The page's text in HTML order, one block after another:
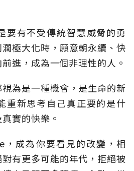
要有不受傳統智慧威脅的勇
極大化時，願意朝永續、快
進，成為一個非理性的人。
為是一種機會，是生命的新
重新思考自己真正要的是什
實的快樂。
成為你要看見的改變，相
有更多可能的年代，拒絕被